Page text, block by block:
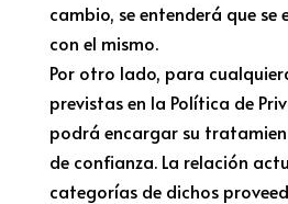
cambio, se entenderá que se
con el mismo.
Por otro lado, para
previstas en la Política de
podrá encargar su
de confianza. La relación
categorías de dichos